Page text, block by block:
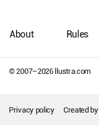
© 2007–2026llustra.com
About Rules
Privacy policy Created by